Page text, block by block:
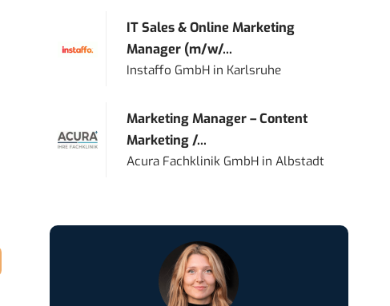
IT Sales & Online Marketing
Manager (m/w/...
Instaffo GmbH in Karlsruhe
Marketing Manager – Content
Marketing /...
Acura Fachklinik GmbH inAlbstadt